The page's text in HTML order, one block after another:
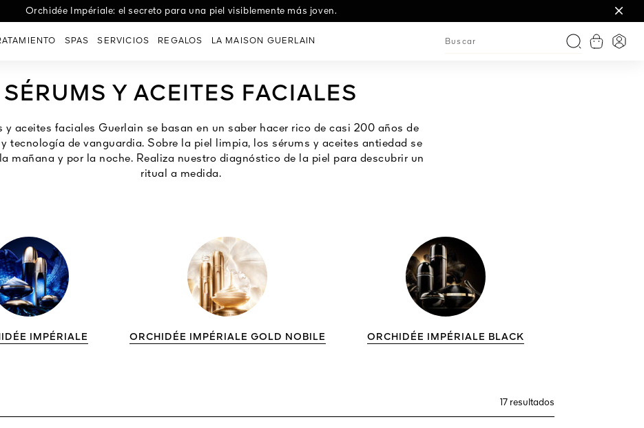
Les Eaux: las fragancias textiles que celebran un abanico de emociones.
Orchidée Impériale: el secreto para una piel visiblemente más joven.
SPAS SERVICIOS REGALOS LA MAISON GUERLAIN
BuscarVer cesta
SÉRUMS Y ACEITES FACIALES
y aceites faciales Guerlain se basan en un saber hacer rico de casi 200 años de
tecnología de vanguardia. Sobre la piel limpia, los sérums y aceites antiedad se
mañana y por la noche. Realiza nuestro diagnóstico de la piel para descubrir un
ritual a medida.
IMPÉRIALE ORCHIDÉE IMPÉRIALE GOLD NOBILE ORCHIDÉE IMPÉRIALE BLACK
17 resultados